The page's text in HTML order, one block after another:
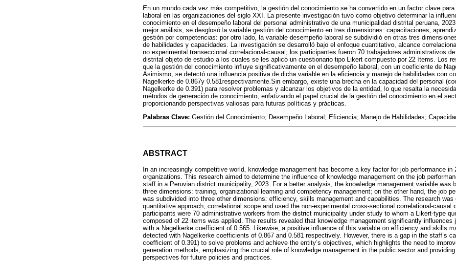
En un mundo cada vez más competitivo, la gestión del conocimiento se ha convertido en un factor clave
laboral en las organizaciones del siglo XXI. La presente investigación tuvo como objetivo determinar la
conocimiento en el desempeño laboral del personal administrativo de una municipalidad distrital peruana,
mejor análisis, se desglosó la variable gestión del conocimiento en tres dimensiones: capacitaciones,
gestión por competencias: por otro lado, la variable desempeño laboral se subdividió en otras tres
de habilidades y capacidades. La investigación se desarrolló bajo el enfoque cuantitativo, alcance
no experimental transeccional correlacional-causal; los participantes fueron 70 trabajadores administrativos
distrital objeto de estudio a los cuales se les aplicó un cuestionario tipo Likert compuesto por 22 ítems. Los
que la gestión del conocimiento influye significativamente en el desempeño laboral, con un coeficiente de
Asimismo, se detectó una influencia positiva de dicha variable en la eficiencia y manejo de habilidades con
Nagelkerke de 0.867y 0.581respectivamente.Sin embargo, existe una brecha en la capacidad del personal
Nagelkerke de 0.391) para resolver problemas y alcanzar los objetivos de la entidad, lo que resalta la
métodos de generación de conocimiento, enfatizando el papel crucial de la gestión del conocimiento en el
proporcionando perspectivas valiosas para futuras políticas y prácticas.
Palabras Clave: Gestión del Conocimiento; Desempeño Laboral; Eficiencia; Manejo de Habilidades;
ABSTRACT
In an increasingly competitive world, knowledge management has become a key factor for job performance in
organizations. This research aimed to determine the influence of knowledge management on the job
staff in a Peruvian district municipality, 2023. For a better analysis, the knowledge management variable was
three dimensions: training, organizational learning and competency management; on the other hand, the job
was subdivided into three other dimensions: efficiency, skills management and capabilities. The research was
quantitative approach, correlational scope and used the non-experimental cross-sectional correlational-causal
participants were 70 administrative workers from the district municipality under study to whom a Likert-type
composed of 22 items was applied. The results revealed that knowledge management significantly influences
with a Nagelkerke coefficient of 0.565. Likewise, a positive influence of this variable on efficiency and skills
detected with Nagelkerke coefficients of 0.867 and 0.581 respectively. However, there is a gap in the staff’s
coefficient of 0.391) to solve problems and achieve the entity’s objectives, which highlights the need to
generation methods, emphasizing the crucial role of knowledge management in the public sector and
perspectives for future policies and practices.